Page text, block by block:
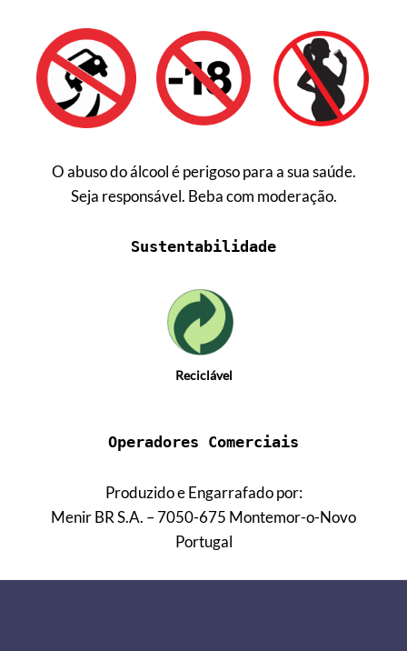
O abuso do álcool é perigoso para a sua saúde.
Seja responsável. Beba com moderação.
Sustentabilidade
Reciclável
Operadores Comerciais
Produzido e Engarrafado por:
Menir BR S.A. – 7050-675 Montemor-o-Novo
Portugal